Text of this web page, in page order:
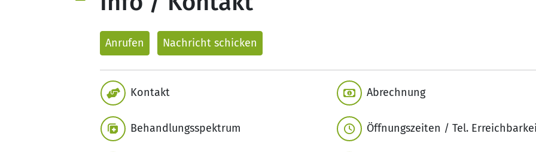
Anrufen Nachricht schicken
Kontakt
Behandlungsspektrum
Abrechnung
Öffnungszeiten / Tel.